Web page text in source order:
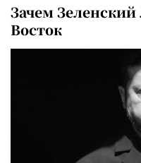
Зачем
Восток